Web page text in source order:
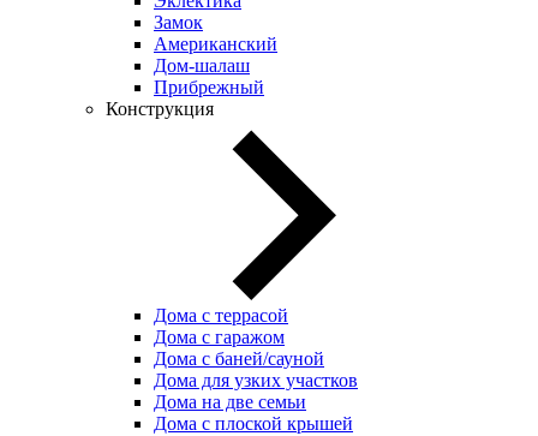
Замок
Американский
Дом-шалаш
Прибрежный
Конструкция
Дома с террасой
Дома с гаражом
Дома с баней/сауной
Дома для узких участков
Дома на две семьи
Дома с плоской крышей